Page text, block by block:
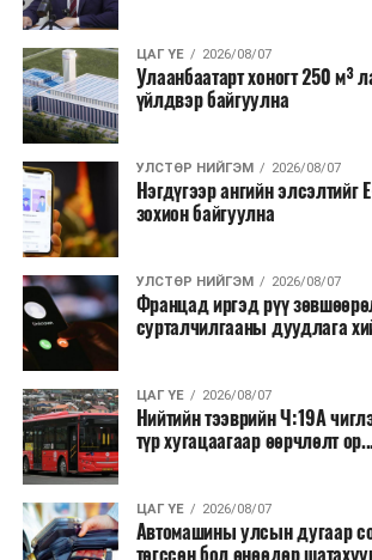
ЦАГ ҮЕ 2026/08/07
Улаанбаатарт хоногт 250 м³
үйлдвэр байгуулна
УЛСТӨР НИЙГЭМ 2026/08/07
Нэгдүгээр ангийн элсэлтийг
зохион байгуулна
УЛСТӨР НИЙГЭМ 2026/08/07
Францад иргэд рүү
сурталчилгааны дуудлага
ЦАГ ҮЕ 2026/08/07
Нийтийн тээврийн Ч:19А
түр хугацаагаар өөрчлөлт
ЦАГ ҮЕ 2026/08/07
Автомашины улсын дугаар
төгссөн бол өнөөдөр